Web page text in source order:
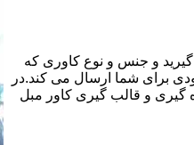
و جنس و نوع کاوری که
برای شما ارسال می کند.در
گیری و قالب گیری کاور مبل